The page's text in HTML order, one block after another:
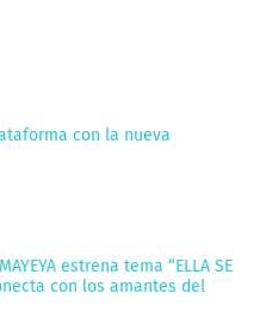
con la nueva
estrena tema “ELLA SE
con los amantes del